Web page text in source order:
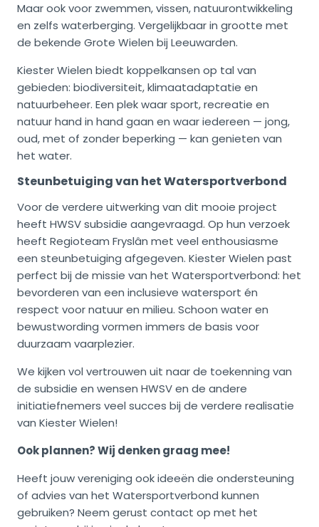
Maar ook voor zwemmen, vissen, natuurontwikkeling
en zelfs waterberging. Vergelijkbaar in grootte met
de bekende Grote Wielen bij Leeuwarden.
Kiester Wielen biedt koppelkansen op tal van
gebieden: biodiversiteit, klimaatadaptatie en
natuurbeheer. Een plek waar sport, recreatie en
natuur hand in hand gaan en waar iedereen — jong,
oud, met of zonder beperking — kan genieten van
het water.
Steunbetuiging van het Watersportverbond
Voor de verdere uitwerking van dit mooie project
heeft HWSV subsidie aangevraagd. Op hun verzoek
heeft Regioteam Fryslân met veel enthousiasme
een steunbetuiging afgegeven. Kiester Wielen past
perfect bij de missie van het Watersportverbond: het
bevorderen van een inclusieve watersport én
respect voor natuur en milieu. Schoon water en
bewustwording vormen immers de basis voor
duurzaam vaarplezier.
We kijken vol vertrouwen uit naar de toekenning van
de subsidie en wensen HWSV en de andere
initiatiefnemers veel succes bij de verdere realisatie
van Kiester Wielen!
Ook plannen? Wij denken graag mee!
Heeft jouw vereniging ook ideeën die ondersteuning
of advies van het Watersportverbond kunnen
gebruiken? Neem gerust contact op met het